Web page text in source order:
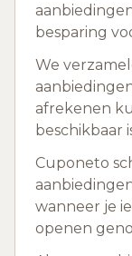
besparing
We
afrekenen
beschikbaar
Cuponeto
wanneer je
openen